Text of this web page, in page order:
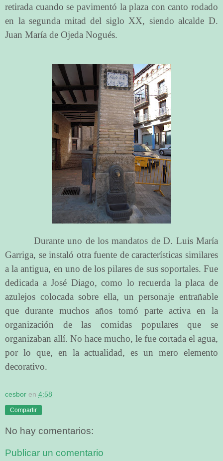
retirada cuando se pavimentó la plaza con canto rodado
en la segunda mitad del siglo XX, siendo alcalde D.
Juan María de Ojeda Nogués.
Durante uno de los mandatos de D. Luis María
Garriga, se instaló otra fuente de características similares
a la antigua, en uno de los pilares de sus soportales. Fue
dedicada a José Diago, como lo recuerda la placa de
azulejos colocada sobre ella, un personaje entrañable
que durante muchos años tomó parte activa en la
organización de las comidas populares que se
organizaban allí. No hace mucho, le fue cortada el agua,
por lo que, en la actualidad, es un mero elemento
decorativo.
cesbor en 4:58
Compartir
No hay comentarios:
Publicar un comentario